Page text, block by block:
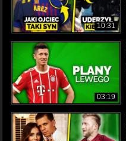
10:31
03:19